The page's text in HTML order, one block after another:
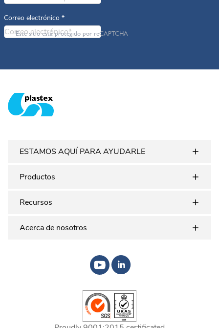
Correo electrónico *
Este sitio está protegido por reCAPTCHA
ESTAMOS AQUÍ PARA AYUDARLE
Productos
Recursos
Acerca de nosotros